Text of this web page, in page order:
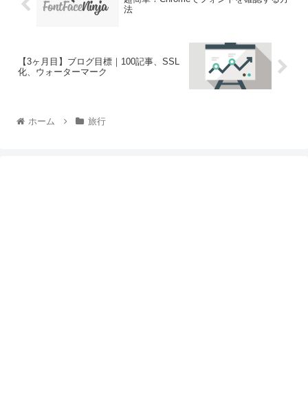
法
【3ヶ月目】ブログ目標｜100記事、SSL
化、ウォーターマーク
ホーム 旅行